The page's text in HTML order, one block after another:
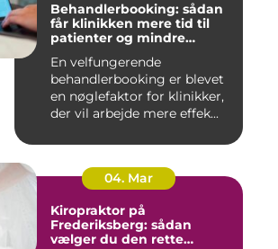
Behandlerbooking: sådan
får klinikken mere tid til
patienter og mindre
En velfungerende
behandlerbooking er blevet
en nøglefaktor for klinikker,
der vil arbejde mere effek...
04. Mar
Kiropraktor på
Frederiksberg: sådan
vælger du den rette